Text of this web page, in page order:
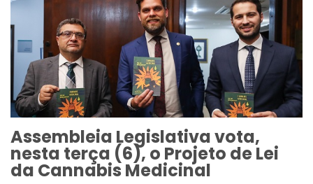
Assembleia Legislativa vota,
nesta terça (6), o Projeto de Lei
da Cannabis Medicinal